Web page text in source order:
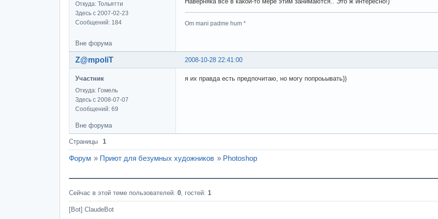
Откуда: Тольятти
Здесь с 2007-02-23
Сообщений: 184
Om mani padme hum *
Вне форума
2008-10-28 22:41:00
Z@mpoliT
Участник
Откуда: Гомель
Здесь с 2008-07-07
Сообщений: 69
я их правда есть предпочитаю, но могу попроьывать))
Вне форума
Страницы 1
Форум » Приют для безумных художников » Photoshop
Сейчас в этой теме пользователей: 0 , гостей: 1
[Bot] ClaudeBot